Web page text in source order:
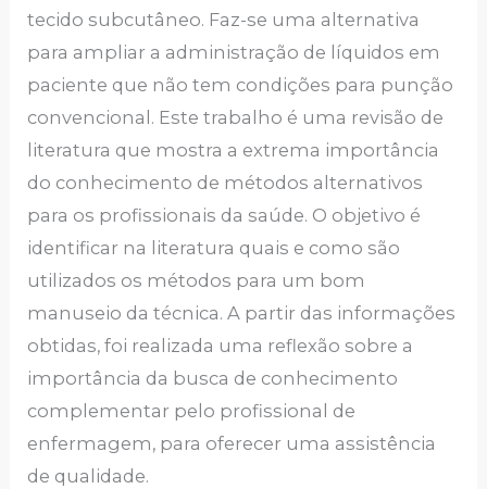
tecido subcutâneo. Faz-se uma alternativa
para ampliar a administração de líquidos em
paciente que não tem condições para punção
convencional. Este trabalho é uma revisão de
literatura que mostra a extrema importância
do conhecimento de métodos alternativos
para os profissionais da saúde. O objetivo é
identificar na literatura quais e como são
utilizados os métodos para um bom
manuseio da técnica. A partir das informações
obtidas, foi realizada uma reflexão sobre a
importância da busca de conhecimento
complementar pelo profissional de
enfermagem, para oferecer uma assistência
de qualidade.